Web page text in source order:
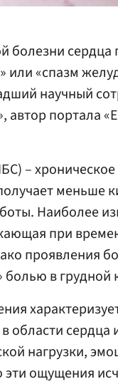
болезни сердца
или «спазм
научный
портала
–
меньше
Наиболее
при
проявления
болью в грудной
области сердца
нагрузки,
ощущения